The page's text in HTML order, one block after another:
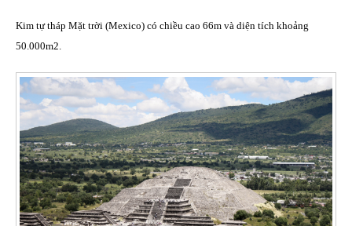
Kim tự tháp Mặt trời (Mexico) có chiều cao 66m và diện tích khoảng
50.000m2.